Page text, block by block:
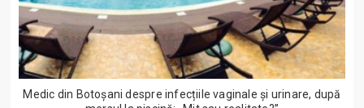
Medic din Botoșani despre infecțiile vaginale și urinare, după